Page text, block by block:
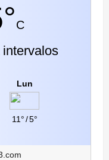
C
Lun
11°/5°